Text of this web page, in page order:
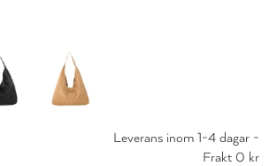
Leverans inom 1-4 dagar -
Frakt 0 kr